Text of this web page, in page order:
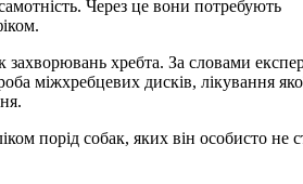
Через це вони потребують
хребта. За словами
міжхребцевих дисків, лікування
порід собак, яких він особисто не